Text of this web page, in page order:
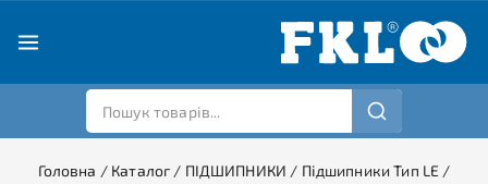
Головна / Каталог / ПІДШИПНИКИ / Підшипники Тип LE /